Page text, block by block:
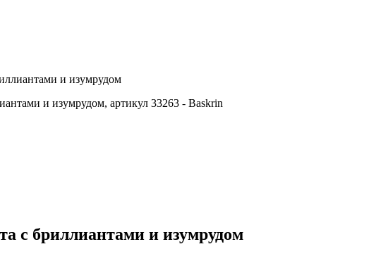
и изумрудом
с бриллиантами и изумрудом